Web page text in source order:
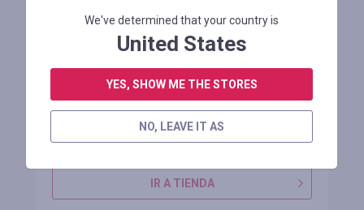
Precio promocional de 1799.99$ en la
bicicleta eléctrica RAYZEPH PRO30 52V
[EU DIRECT]
Restante 1 mes
INICIE SESIÓN PARA VER EL CÓDIGO PROMOCIONAL
IR A TIENDA
We've determined that your country is
United States
YES, SHOW ME THE STORES
NO, LEAVE IT AS